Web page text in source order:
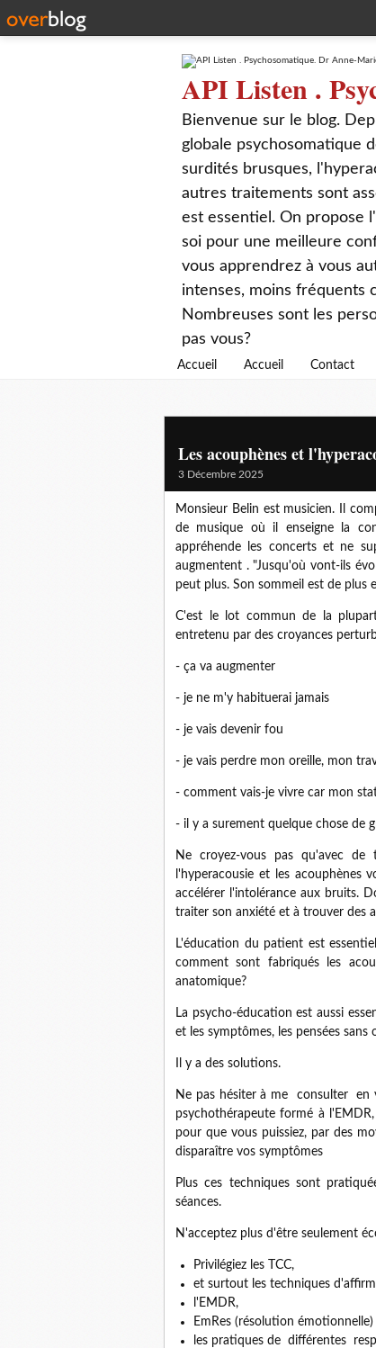
API Listen .
Bienvenue sur le blog.
globale psychosomatique
surdités brusques,
autres traitements sont
est essentiel. On propose
soi pour une meilleure
vous apprendrez à vous
intenses, moins fréquents
Nombreuses sont les
pas vous?
Accueil Accueil Contact
Les acouphènes et
3 Décembre 2025
Monsieur Belin est musicien. Il
de musique où il enseigne la
appréhende les concerts et ne
augmentent . "Jusqu'où vont-ils
peut plus. Son sommeil est de plus
C'est le lot commun de la
entretenu par des croyances
- ça va augmenter
- je ne m'y habituerai jamais
- je vais devenir fou
- je vais perdre mon oreille, mon
- comment vais-je vivre car mon
- il y a surement quelque chose de
Ne croyez-vous pas qu'avec
l'hyperacousie et les acouphènes
accélérer l'intolérance aux bruits.
traiter son anxiété et à trouver des
L'éducation du patient est
comment sont fabriqués les
anatomique?
La psycho-éducation est aussi
et les symptômes, les pensées
Il y a des solutions.
Ne pas hésiter à me consulter en
psychothérapeute formé à
pour que vous puissiez, par des
disparaître vos symptômes
Plus ces techniques sont
séances.
N'acceptez plus d'être seulement
Privilégiez les TCC,
et surtout les techniques
l'EMDR,
EmRes (résolution émotionnelle)
les pratiques de différentes